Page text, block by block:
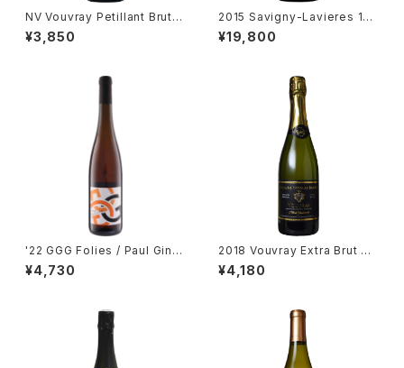
NV Vouvray Petillant Brut /
Dm. Vigneau-Chevreau
¥3,850
2015 Savigny-Lavieres 1er
Cru / Dm. Tollot Beaut
¥19,800
'22 GGG Folies / Paul Gingl
inger
¥4,730
2018 Vouvray Extra Brut Re
serve / Dm. Brunet
¥4,180